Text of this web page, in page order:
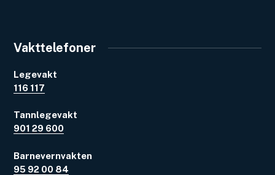
Vakttelefoner
Legevakt
116 117
Tannlegevakt
901 29 600
Barnevernvakten
95 92 00 84